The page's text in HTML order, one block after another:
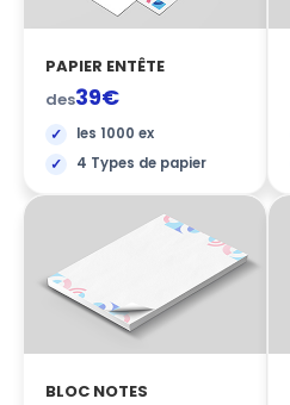
PAPIER ENTÊTE
des39€
les 1000 ex
4 Types de papier
BLOC NOTES